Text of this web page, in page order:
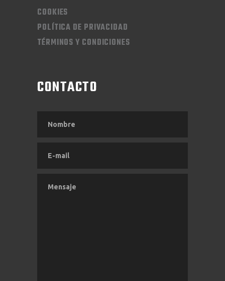
COOKIES
POLÍTICA DE PRIVACIDAD
TÉRMINOS Y CONDICIONES
CONTACTO